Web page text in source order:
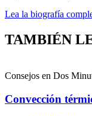
Lea la biografía
TAMBIÉN
Consejos en Dos
Convección